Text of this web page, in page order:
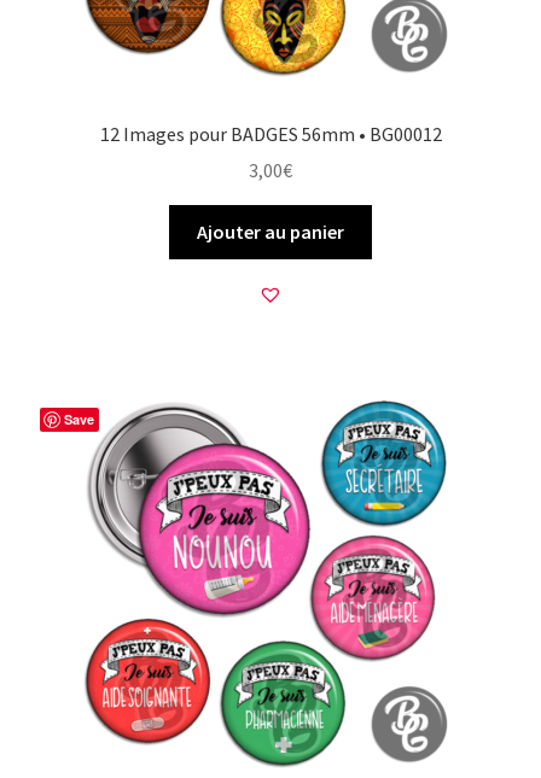
12 Images pour BADGES 56mm • BG00012
3,00€
Ajouter au panier
Save